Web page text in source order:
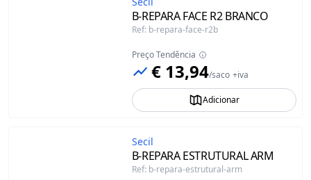
B-REPARA FACE R2 BRANCO
Ref: b-repara-face-r2b
Preço Tendência
€ 13,94/saco +iva
Adicionar
Secil
B-REPARA ESTRUTURAL ARM
Ref: b-repara-estrutural-arm